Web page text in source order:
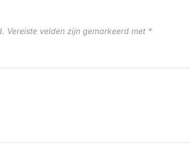
Vereiste velden zijn gemarkeerd met *